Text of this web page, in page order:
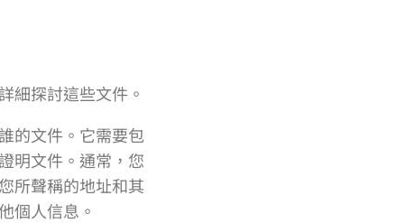
細探討這些文件。
的文件。它需要包
明文件。通常，您
所聲稱的地址和其
個人信息。